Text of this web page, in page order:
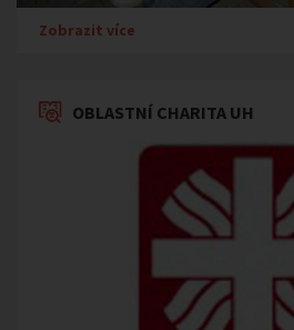
Zobrazit více
OBLASTNÍ CHARITA UH